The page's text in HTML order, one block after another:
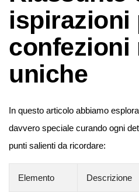
ispirazioni
confezioni
uniche
In questo articolo abbiamo
davvero speciale curando ogni
punti salienti da ricordare:
Elemento Descrizione